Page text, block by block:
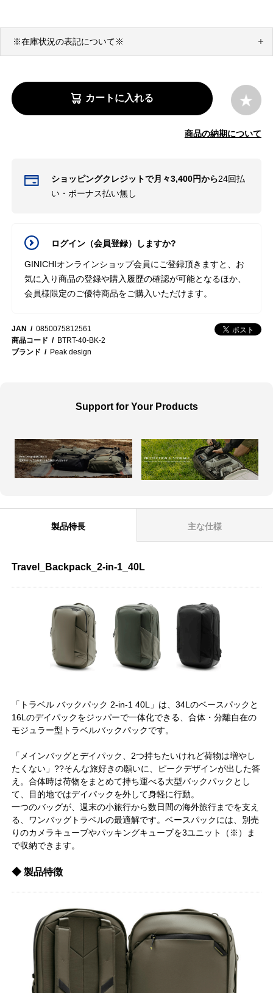
※在庫状況の表記について※
カートに入れる
商品の納期について
ショッピングクレジットで月々3,400円から24回払
い・ボーナス払い無し
ログイン（会員登録）しますか?
GINICHIオンラインショップ会員にご登録頂きますと、お
気に入り商品の登録や購入履歴の確認が可能となるほか、
会員様限定のご優待商品をご購入いただけます。
JAN
0850075812561
商品コード
BTRT-40-BK-2
ブランド
Peak design
Support for Your Products
製品特長 主な仕様
Travel_Backpack_2-in-1_40L
「トラベル バックパック 2-in-1 40L」は、34Lのベースパックと
16Lのデイパックをジッパーで一体化できる、合体・分離自在の
モジュラー型トラベルバックパックです。
「メインバッグとデイパック、2つ持ちたいけれど荷物は増やし
たくない」??そんな旅好きの願いに、ピークデザインが出した答
え。合体時は荷物をまとめて持ち運べる大型バックパックとし
て、目的地ではデイパックを外して身軽に行動。
一つのバッグが、週末の小旅行から数日間の海外旅行までを支え
る、ワンバッグトラベルの最適解です。ベースパックには、別売
りのカメラキューブやパッキングキューブを3ユニット（※）ま
で収納できます。
◆ 製品特徴